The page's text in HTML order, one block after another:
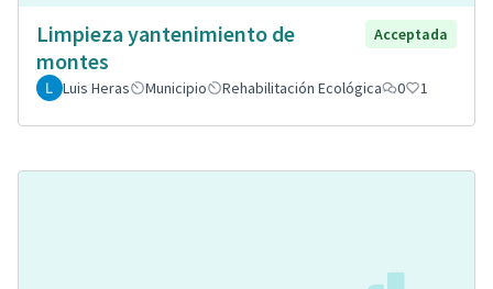
Limpieza yantenimiento de
montes
Acceptada
Luis Heras Municipio Rehabilitación Ecológica 0 1